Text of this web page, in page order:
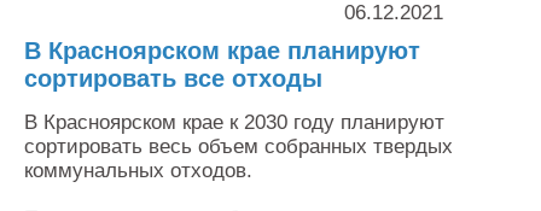
06.12.2021
В Красноярском крае планируют
сортировать все отходы
В Красноярском крае к 2030 году планируют
сортировать весь объем собранных твердых
коммунальных отходов.